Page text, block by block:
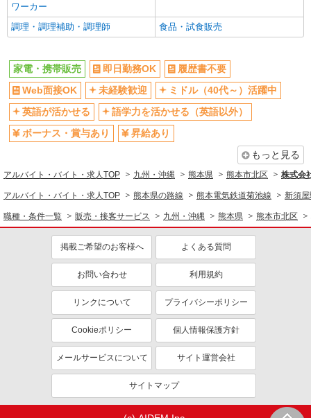
ワーカー
調理・調理補助・調理師 食品・試食販売
家電・携帯販売 即日勤務OK
履歴書不要
Web面接OK
未経験歓迎
ミドル（40代～）活躍中
英語が活かせる
語学力を活かせる（英語以外）
ボーナス・賞与あり
昇給あり
もっと見る
アルバイト・バイト・求人TOP 九州・沖縄 熊本県 熊本市北区 株式会
アルバイト・バイト・求人TOP 熊本県の路線 熊本電気鉄道菊池線 新須
職種・条件一覧 販売・接客サービス 九州・沖縄 熊本県 熊本市北区
掲載ご希望のお客様へ よくある質問
お問い合わせ 利用規約
リンクについて プライバシーポリシー
Cookieポリシー 個人情報保護方針
メールサービスについて サイト運営会社
サイトマップ